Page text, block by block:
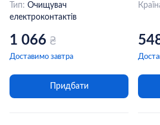
Тип: Очищувач
електроконтактів
1 066 ₴
Доставимо завтра
Придбати